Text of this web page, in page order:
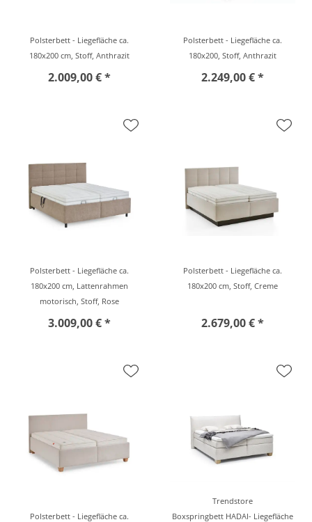
Polsterbett - Liegefläche ca.
180x200 cm, Stoff, Anthrazit
2.009,00 € *
Polsterbett - Liegefläche ca.
180x200, Stoff, Anthrazit
2.249,00 € *
Polsterbett - Liegefläche ca.
180x200 cm, Lattenrahmen
motorisch, Stoff, Rose
3.009,00 € *
Polsterbett - Liegefläche ca.
180x200 cm, Stoff, Creme
2.679,00 € *
Polsterbett - Liegefläche ca.
Trendstore
Boxspringbett HADAI- Liegefläche